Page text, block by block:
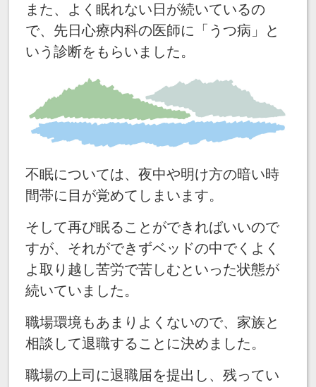
また、よく眠れない日が続いているの
で、先日心療内科の医師に「うつ病」と
いう診断をもらいました。
不眠については、夜中や明け方の暗い時
間帯に目が覚めてしまいます。
そして再び眠ることができればいいので
すが、それができずベッドの中でくよく
よ取り越し苦労で苦しむといった状態が
続いていました。
職場環境もあまりよくないので、家族と
相談して退職することに決めました。
職場の上司に退職届を提出し、残ってい